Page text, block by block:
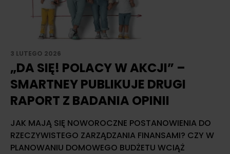
3 LUTEGO 2026
„DA SIĘ! POLACY W AKCJI” –
SMARTNEY PUBLIKUJE DRUGI
RAPORT Z BADANIA OPINII
JAK MAJĄ SIĘ NOWOROCZNE POSTANOWIENIA DO
RZECZYWISTEGO ZARZĄDZANIA FINANSAMI? CZY W
PLANOWANIU DOMOWEGO BUDŻETU WCIĄŻ